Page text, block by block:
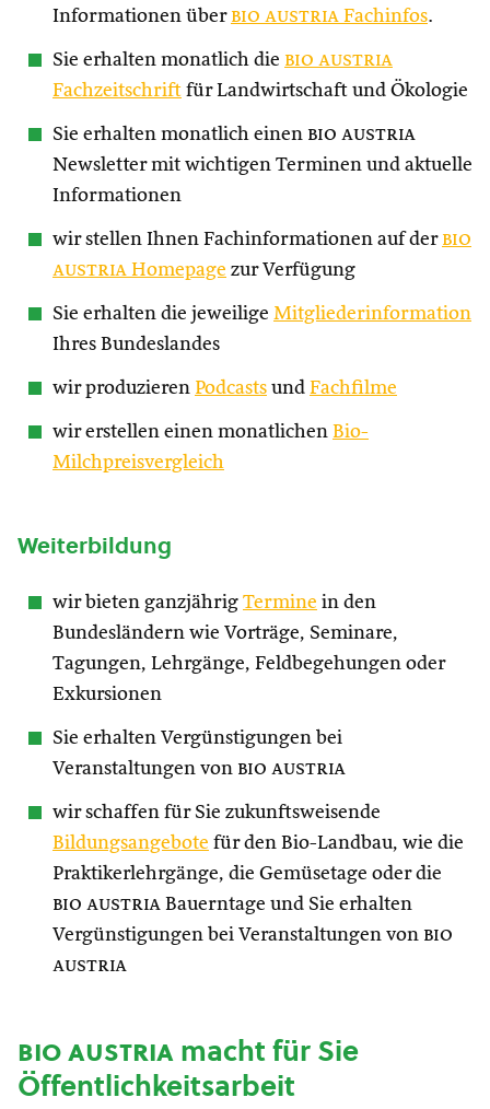
Informationen über bio austria Fachinfos.
Sie erhalten monatlich die bio austria
Fachzeitschrift für Landwirtschaft und Ökologie
Sie erhalten monatlich einen bio austria
Newsletter mit wichtigen Terminen und aktuelle
Informationen
wir stellen Ihnen Fachinformationen auf der bio
austria Homepage zur Verfügung
Sie erhalten die jeweilige Mitgliederinformation
Ihres Bundeslandes
wir produzieren Podcasts und Fachfilme
wir erstellen einen monatlichen Bio-
Milchpreisvergleich
Weiterbildung
wir bieten ganzjährig Termine in den
Bundesländern wie Vorträge, Seminare,
Tagungen, Lehrgänge, Feldbegehungen oder
Exkursionen
Sie erhalten Vergünstigungen bei
Veranstaltungen von bio austria
wir schaffen für Sie zukunftsweisende
Bildungsangebote für den Bio-Landbau, wie die
Praktikerlehrgänge, die Gemüsetage oder die
bio austria Bauerntage und Sie erhalten
Vergünstigungen bei Veranstaltungen von bio
austria
bio austriamacht für Sie
Öffentlichkeitsarbeit